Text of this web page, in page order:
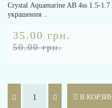
Crystal Aquamarine AB 4ss 1.5-
украшения ..
35.00 грн.
50.00 грн.
В